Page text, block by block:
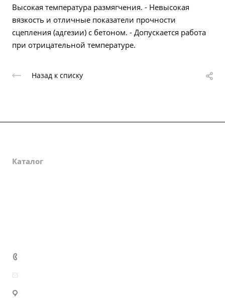
Высокая температура размягчения. - Невысокая
вязкость и отличные показатели прочности
сцепления (адгезии) с бетоном. - Допускается работа
при отрицательной температуре.
Назад к списку
Каталог